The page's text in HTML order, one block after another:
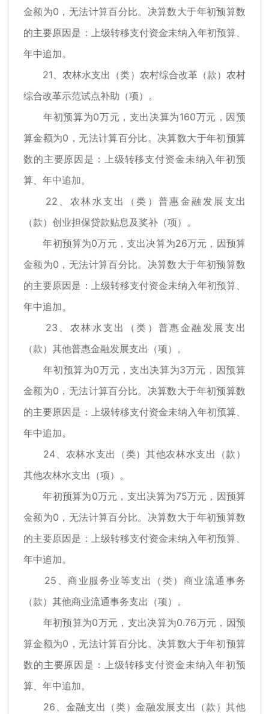
金额为0，无法计算百分比。决算数大于年初预算数
的主要原因是：上级转移支付资金未纳入年初预算、
年中追加。
21、农林水支出（类）农村综合改革（款）农村
综合改革示范试点补助（项）。
年初预算为0万元，支出决算为160万元，因预
算金额为0，无法计算百分比。决算数大于年初预算
数的主要原因是：上级转移支付资金未纳入年初预
算、年中追加。
22、农林水支出（类）普惠金融发展支出
（款）创业担保贷款贴息及奖补（项）。
年初预算为0万元，支出决算为26万元，因预算
金额为0，无法计算百分比。决算数大于年初预算数
的主要原因是：上级转移支付资金未纳入年初预算、
年中追加。
23、农林水支出（类）普惠金融发展支出
（款）其他普惠金融发展支出（项）。
年初预算为0万元，支出决算为3万元，因预算
金额为0，无法计算百分比。决算数大于年初预算数
的主要原因是：上级转移支付资金未纳入年初预算、
年中追加。
24、农林水支出（类）其他农林水支出（款）
其他农林水支出（项）。
年初预算为0万元，支出决算为75万元，因预算
金额为0，无法计算百分比。决算数大于年初预算数
的主要原因是：上级转移支付资金未纳入年初预算、
年中追加。
25、商业服务业等支出（类）商业流通事务
（款）其他商业流通事务支出（项）。
年初预算为0万元，支出决算为0.76万元，因预
算金额为0，无法计算百分比。决算数大于年初预算
数的主要原因是：上级转移支付资金未纳入年初预
算、年中追加。
26、金融支出（类）金融发展支出（款）其他